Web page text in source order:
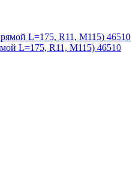
L=175, R11, M115) 46510